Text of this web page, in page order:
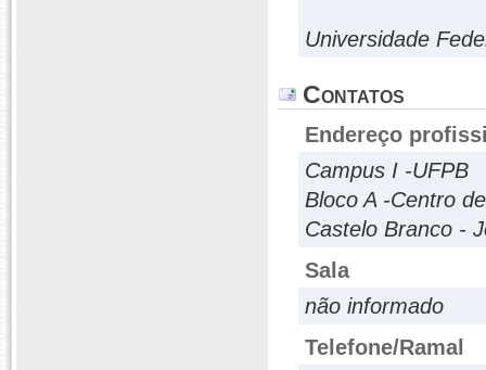
Universidade
Contatos
Endereço
Campus I -UFPB
Bloco A -Centro
Castelo Branco -
Sala
não informado
Telefone/Ramal